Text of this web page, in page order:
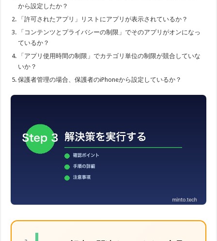
から設定したか？
「許可されたアプリ」リストにアプリが表示されているか？
「コンテンツとプライバシーの制限」でそのアプリがオンになっ
ているか？
「アプリ使用時間の制限」でカテゴリ単位の制限が競合していな
いか？
保護者管理の場合、保護者のiPhoneから設定しているか？